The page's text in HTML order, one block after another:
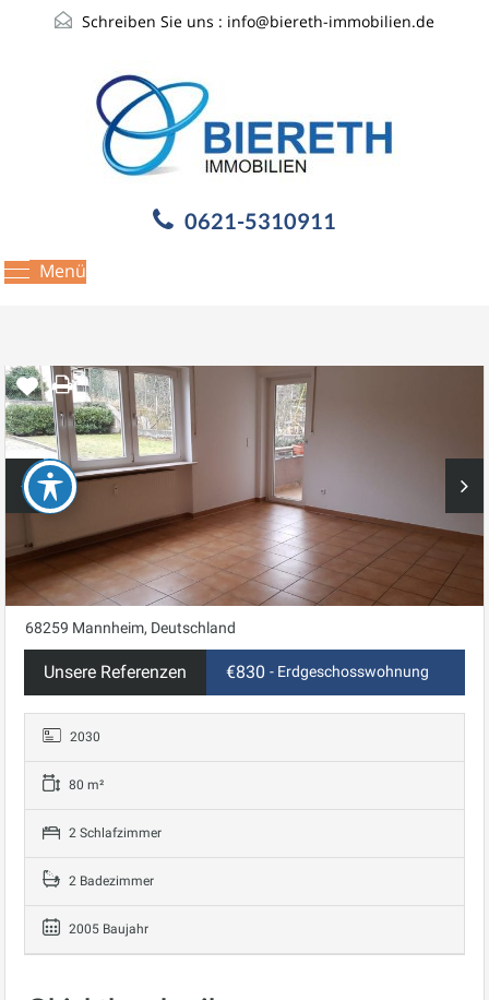
Schreiben Sie uns : info@biereth-immobilien.de
0621-5310911
Menü
68259 Mannheim, Deutschland
Unsere Referenzen €830 - Erdgeschosswohnung
2030
80 m²
2 Schlafzimmer
2 Badezimmer
2005 Baujahr